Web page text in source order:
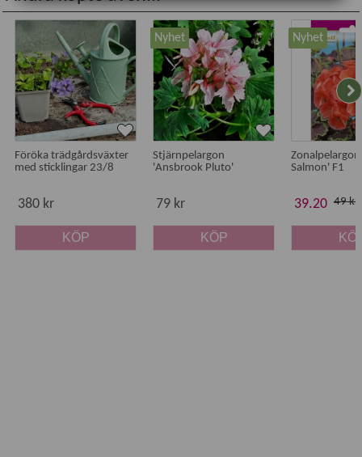
Föröka trädgårdsväxter
med sticklingar 23/8
380 kr
KÖP
Nyhet
Stjärnpelargon
'Ansbrook Pluto'
79 kr
KÖP
Nyhet
Salmon' F1
39.20 49 kr